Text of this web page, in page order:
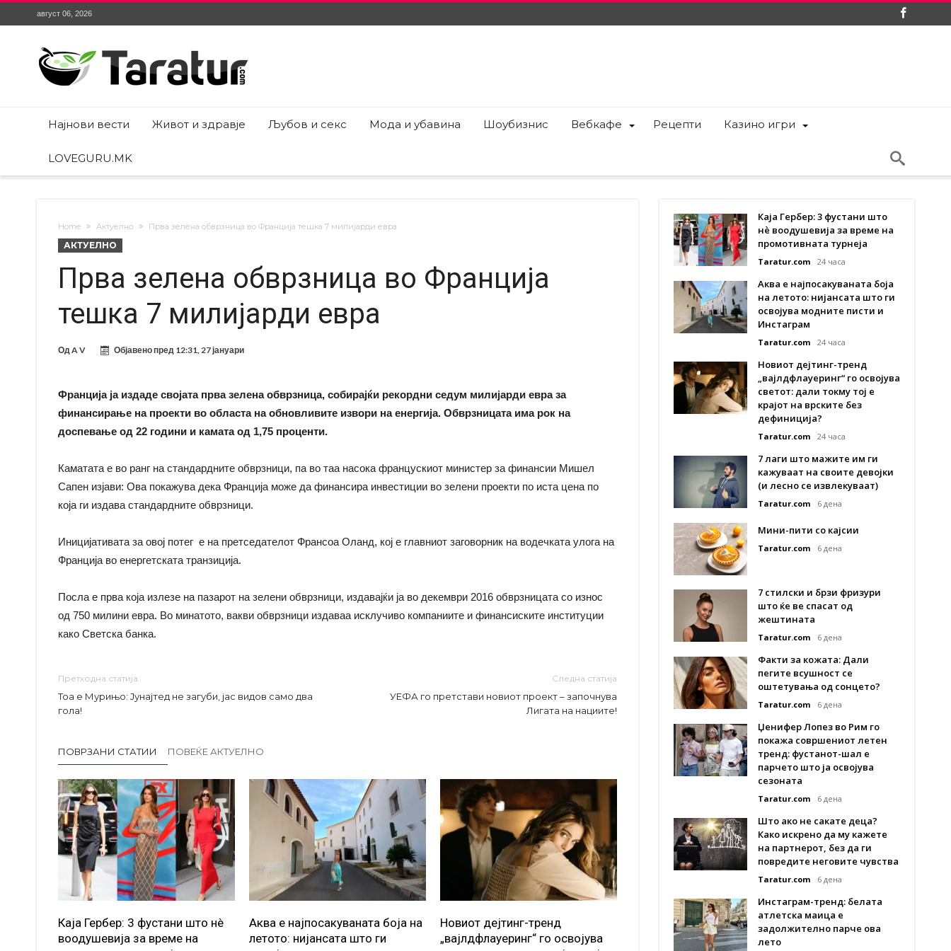
август 06, 2026
Најнови вести Живот и здравје Љубов и секс Мода и убавина Шоубизнис Вебкафе Рецепти Казино игри
LOVEGURU.MK
Home Актуелно Прва зелена обврзница во Франција тешка 7 милијарди евра
АКТУЕЛНО
Прва зелена обврзница во Франција
тешка 7 милијарди евра
ОдA V Објавено пред 12:31, 27 јануари
Франција ја издаде својата прва зелена обврзница, собирајќи рекордни седум милијарди евра за
финансирање на проекти во областа на обновливите извори на енергија. Обврзницата има рок на
доспевање од 22 години и камата од 1,75 проценти.
Каматата е во ранг на стандардните обврзници, па во таа насока францускиот министер за финансии Мишел
Сапен изјави: Ова покажува дека Франција може да финансира инвестиции во зелени проекти по иста цена по
која ги издава стандардните обврзници.
Иницијативата за овој потег е на претседателот Франсоа Оланд, кој е главниот заговорник на водечката улога на
Франција во енергетската транзиција.
Посла е прва која излезе на пазарот на зелени обврзници, издавајќи ја во декември 2016 обврзницата со износ
од 750 милини евра. Во минатото, вакви обврзници издаваа исклучиво компаниите и финансиските институции
како Светска банка.
Претходна статија
Тоа е Мурињо: Јунајтед не загуби, јас видов само два
гола!
Следна статија
УЕФА го претстави новиот проект – започнува
Лигата на нациите!
ПОВРЗАНИ СТАТИИ ПОВЕЌЕ АКТУЕЛНО
Каја Гербер: 3 фустани што нè
воодушевија за време на
Аква е најпосакуваната боја на
летото: нијансата што ги
Новиот дејтинг-тренд
„вајлдфлауеринг“ го освојува
Каја Гербер: 3 фустани што
нè воодушевија за време на
промотивната турнеја
Taratur.com 24 часа
Аква е најпосакуваната боја
на летото: нијансата што ги
освојува модните писти и
Инстаграм
Taratur.com 24 часа
Новиот дејтинг-тренд
„вајлдфлауеринг“ го освојува
светот: дали токму тој е
крајот на врските без
дефиниција?
Taratur.com 24 часа
7 лаги што мажите им ги
кажуваат на своите девојки
(и лесно се извлекуваат)
Taratur.com 6 дена
Мини-пити со кајсии
Taratur.com 6 дена
7 стилски и брзи фризури
што ќе ве спасат од
жештината
Taratur.com 6 дена
Факти за кожата: Дали
пегите всушност се
оштетувања од сонцето?
Taratur.com 6 дена
Џенифер Лопез во Рим го
покажа совршениот летен
тренд: фустанот-шал е
парчето што ја освојува
сезоната
Taratur.com 6 дена
Што ако не сакате деца?
Како искрено да му кажете
на партнерот, без да ги
повредите неговите чувства
Taratur.com 6 дена
Инстаграм-тренд: белата
атлетска маица е
задолжително парче ова
лето